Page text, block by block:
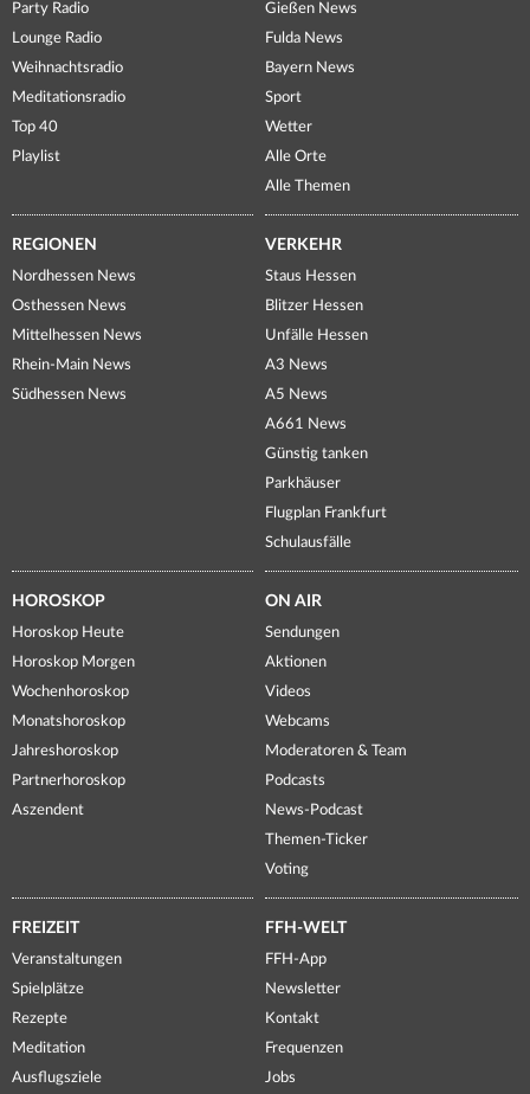
Party Radio
Lounge Radio
Weihnachtsradio
Meditationsradio
Top 40
Playlist
Gießen News
Fulda News
Bayern News
Sport
Wetter
Alle Orte
Alle Themen
REGIONEN
Nordhessen News
Osthessen News
Mittelhessen News
Rhein-Main News
Südhessen News
VERKEHR
Staus Hessen
Blitzer Hessen
Unfälle Hessen
A3 News
A5 News
A661 News
Günstig tanken
Parkhäuser
Flugplan Frankfurt
Schulausfälle
HOROSKOP
Horoskop Heute
Horoskop Morgen
Wochenhoroskop
Monatshoroskop
Jahreshoroskop
Partnerhoroskop
Aszendent
ON AIR
Sendungen
Aktionen
Videos
Webcams
Moderatoren & Team
Podcasts
News-Podcast
Themen-Ticker
Voting
FREIZEIT
Veranstaltungen
Spielplätze
Rezepte
Meditation
Ausflugsziele
FFH-WELT
FFH-App
Newsletter
Kontakt
Frequenzen
Jobs